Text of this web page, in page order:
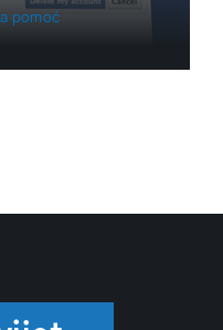
pomoć